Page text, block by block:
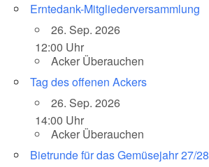
Erntedank-Mitgliederversammlung
26. Sep. 2026
12:00 Uhr
Acker Überauchen
Tag des offenen Ackers
26. Sep. 2026
14:00 Uhr
Acker Überauchen
Bietrunde für das Gemüsejahr 27/28